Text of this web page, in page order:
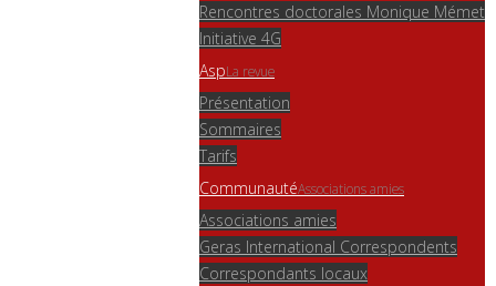
Rencontres doctorales Monique Mémet
Initiative 4G
AspLa revue
Présentation
Sommaires
Tarifs
CommunautéAssociations amies
Associations amies
Geras International Correspondents
Correspondants locaux